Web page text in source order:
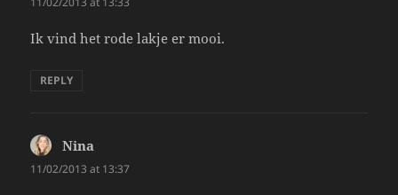
Ik vind het rode lakje er mooi.
REPLY
Nina
11/02/2013 at 13:37